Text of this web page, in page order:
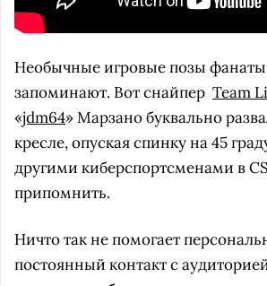
Необычные игровые позы
запоминают. Вот снайпер Team
«jdm64» Марзано буквально
кресле, опуская спинку на 45
другими киберспортсменами в
припомнить.
Ничто так не помогает
постоянный контакт с